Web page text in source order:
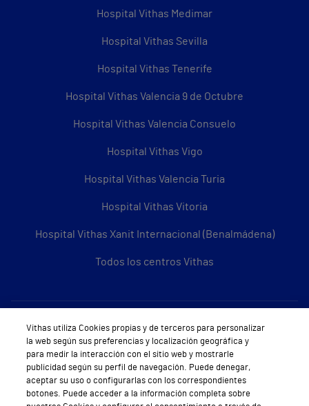
Hospital Vithas Medimar
Hospital Vithas Sevilla
Hospital Vithas Tenerife
Hospital Vithas Valencia 9 de Octubre
Hospital Vithas Valencia Consuelo
Hospital Vithas Vigo
Hospital Vithas Valencia Turia
Hospital Vithas Vitoria
Hospital Vithas Xanit Internacional (Benalmádena)
Todos los centros Vithas
Sobre Vithas
Quiénes somos
Trabajar en Vithas
Teléfono Cita Médica
Vithas utiliza Cookies propias y de terceros para personalizar
la web según sus preferencias y localización geográfica y
para medir la interacción con el sitio web y mostrarle
publicidad según su perfil de navegación. Puede denegar,
aceptar su uso o configurarlas con los correspondientes
botones. Puede acceder a la información completa sobre